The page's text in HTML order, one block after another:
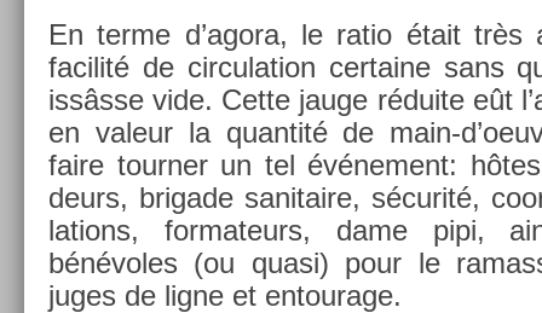
En terme d’agora, le ratio était très
facilité de cir­cula­tion cer­taine sans
issâsse vide. Cette jauge réduite eût
en valeur la quan­tité de main-
faire tourn­er un tel événe­ment:
deurs, brigade sanitaire, sécurité,
la­tions, for­mateurs, dame pipi,
bénévoles (ou quasi) pour le
juges de ligne et en­tourage.